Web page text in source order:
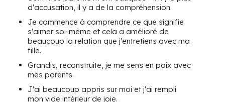
d'accusation, il y a de la compréhension.
Je commence à comprendre ce que signifie
s'aimer soi-même et cela a amélioré de
beaucoup la relation que j'entretiens avec ma
fille.
Grandis, reconstruite, je me sens en paix avec
mes parents.
J'ai beaucoup appris sur moi et j'ai rempli
mon vide intérieur de joie.